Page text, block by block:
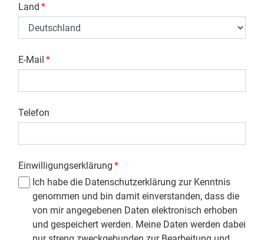
Land *
E-Mail *
Telefon
Einwilligungserklärung *
Ich habe die Datenschutzerklärung zur Kenntnis
genommen und bin damit einverstanden, dass die
von mir angegebenen Daten elektronisch erhoben
und gespeichert werden. Meine Daten werden dabei